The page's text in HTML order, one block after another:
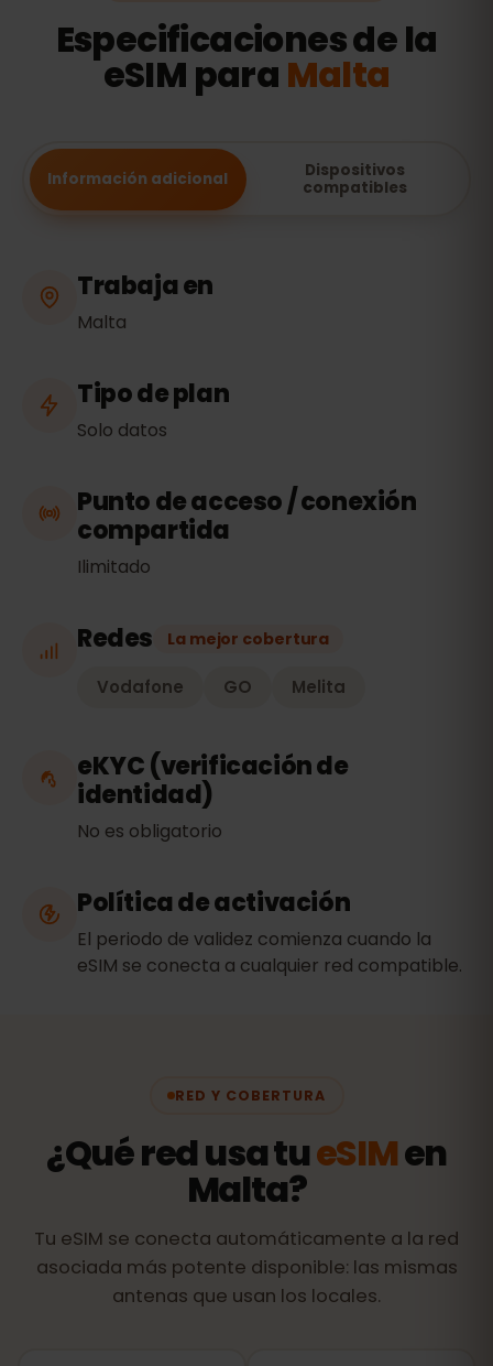
Especificaciones de la
eSIM para Malta
Información adicional
Dispositivos
compatibles
Trabaja en
Malta
Tipo de plan
Solo datos
Punto de acceso / conexión
compartida
Ilimitado
Redes La mejor cobertura
Vodafone GO Melita
eKYC (verificación de
identidad)
No es obligatorio
Política de activación
El periodo de validez comienza cuando la
eSIM se conecta a cualquier red compatible.
RED Y COBERTURA
¿Qué red usa tueSIMen
Malta?
Tu eSIM se conecta automáticamente a la red
asociada más potente disponible: las mismas
antenas que usan los locales.